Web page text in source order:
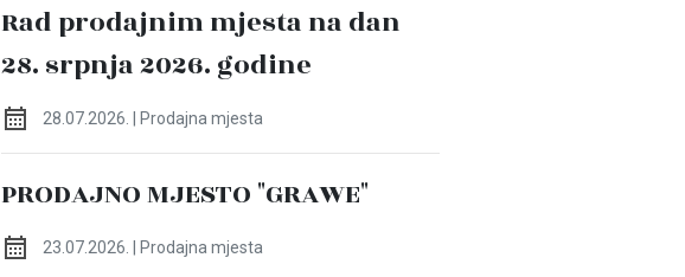
Rad prodajnim mjesta na dan
28. srpnja 2026. godine
28.07.2026. | Prodajna mjesta
PRODAJNO MJESTO "GRAWE"
23.07.2026. | Prodajna mjesta